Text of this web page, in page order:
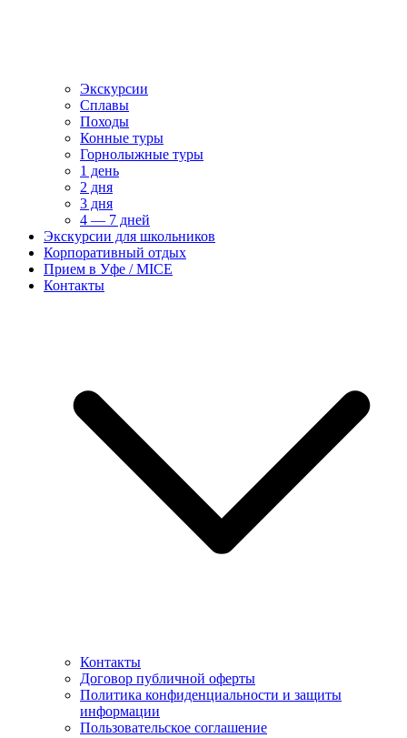
Экскурсии
Сплавы
Походы
Конные туры
Горнолыжные туры
1 день
2 дня
3 дня
4 — 7 дней
Экскурсии для школьников
Корпоративный отдых
Прием в Уфе / MICE
Контакты
Контакты
Договор публичной оферты
Политика конфиденциальности и защиты
информации
Пользовательское соглашение